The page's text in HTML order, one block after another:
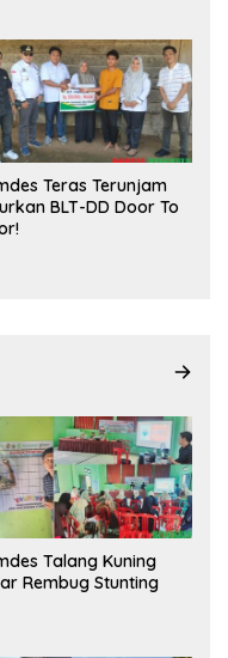
Teras Terunjam
BLT-DD Door To
Talang Kuning
Rembug Stunting